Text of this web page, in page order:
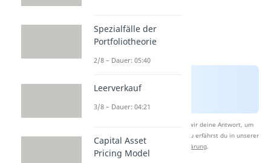
Nach Beantwortung speichern wir deine Antwort, um
Studyflix zu verbessern. Mehr dazu erfährst du in unserer
Datenschutzerklärung.
Spezialfälle der
Portfoliotheorie
2/8 – Dauer: 05:40
Leerverkauf
3/8 – Dauer: 04:21
Capital Asset
Pricing Model